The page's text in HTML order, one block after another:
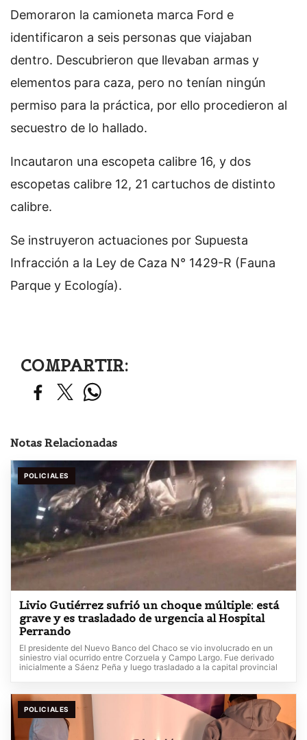
Demoraron la camioneta marca Ford e
identificaron a seis personas que viajaban
dentro. Descubrieron que llevaban armas y
elementos para caza, pero no tenían ningún
permiso para la práctica, por ello procedieron al
secuestro de lo hallado.
Incautaron una escopeta calibre 16, y dos
escopetas calibre 12, 21 cartuchos de distinto
calibre.
Se instruyeron actuaciones por Supuesta
Infracción a la Ley de Caza N° 1429-R (Fauna
Parque y Ecología).
COMPARTIR:
Notas Relacionadas
POLICIALES
Livio Gutiérrez sufrió un choque múltiple: está
grave y es trasladado de urgencia al Hospital
Perrando
El presidente del Nuevo Banco del Chaco se vio involucrado en un
siniestro vial ocurrido entre Corzuela y Campo Largo. Fue derivado
inicialmente a Sáenz Peña y luego trasladado a la capital provincial
POLICIALES